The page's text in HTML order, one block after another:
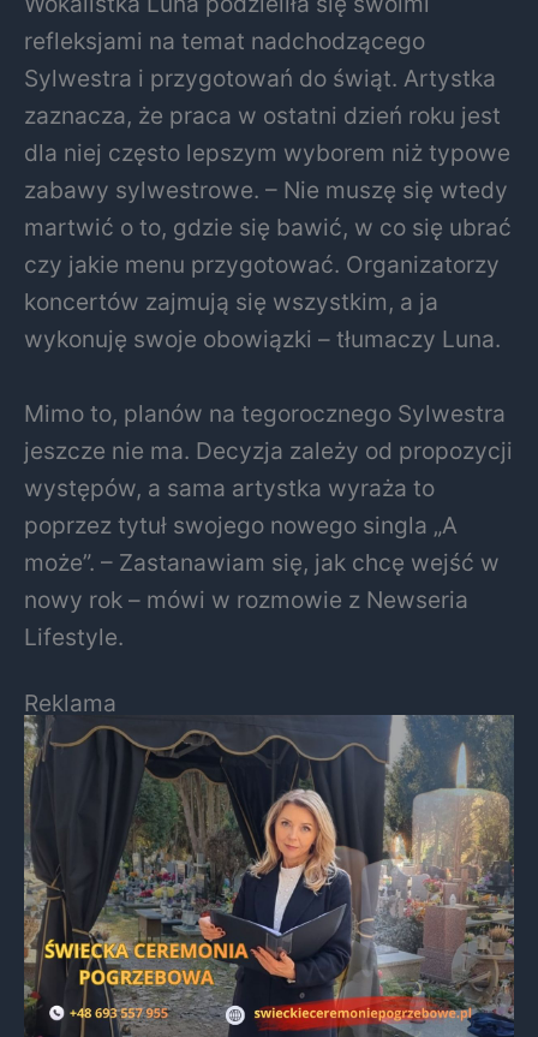
refleksjami na temat nadchodzącego
Sylwestra i przygotowań do świąt. Artystka
zaznacza, że praca w ostatni dzień roku jest
dla niej często lepszym wyborem niż typowe
zabawy sylwestrowe. – Nie muszę się wtedy
martwić o to, gdzie się bawić, w co się ubrać
czy jakie menu przygotować. Organizatorzy
koncertów zajmują się wszystkim, a ja
wykonuję swoje obowiązki – tłumaczy Luna.
Mimo to, planów na tegorocznego Sylwestra
jeszcze nie ma. Decyzja zależy od propozycji
występów, a sama artystka wyraża to
poprzez tytuł swojego nowego singla „A
może”. – Zastanawiam się, jak chcę wejść w
nowy rok – mówi w rozmowie z Newseria
Lifestyle.
Reklama